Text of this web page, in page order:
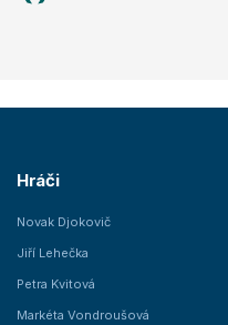
Hráči
Novak Djokovič
Jiří Lehečka
Petra Kvitová
Markéta Vondroušová